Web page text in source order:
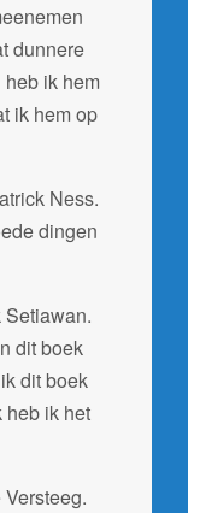
dunnere
ik hem
ik hem op
Ness.
dingen
dit boek
dit boek
heb ik het